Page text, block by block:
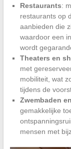
Restaurants:
restaurants op
aanbieden die
waardoor een
wordt
Theaters en
met
mobiliteit, wat
tijdens de
Zwembaden
gemakkelijke
mensen met